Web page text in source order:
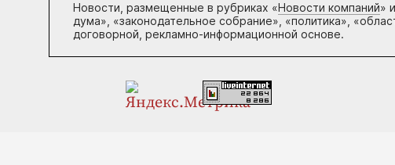
Новости, размещенные в рубриках «Новости компаний»
дума», «законодательное собрание», «политика»,
договорной, рекламно-информационной основе.